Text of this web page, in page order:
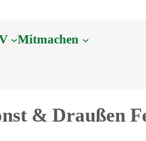
Mitmachen
& Draußen